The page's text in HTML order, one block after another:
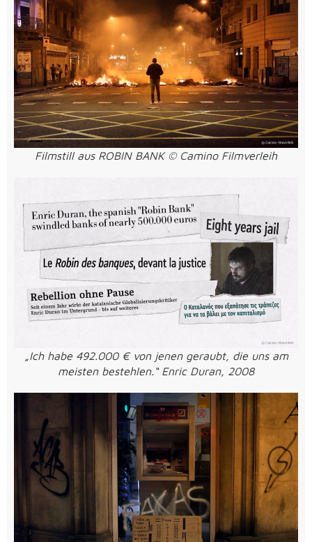
Filmstill aus ROBIN BANK © Camino Filmverleih
„Ich habe 492.000 € von jenen geraubt, die uns am
meisten bestehlen.“​ Enric Duran, 2008​